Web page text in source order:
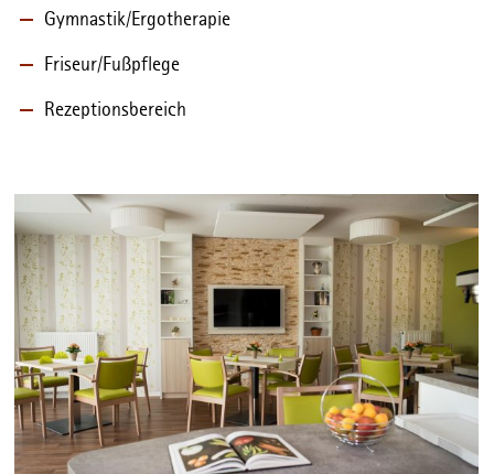
Gymnastik/Ergotherapie
Friseur/Fußpflege
Rezeptionsbereich